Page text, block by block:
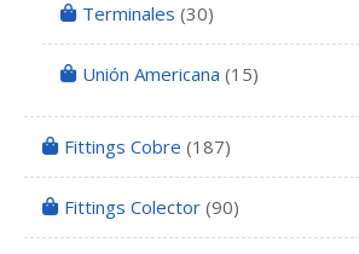
Terminales (30)
Unión Americana (15)
Fittings Cobre (187)
Fittings Colector (90)